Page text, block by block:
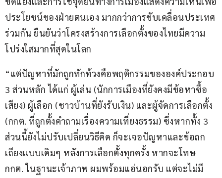
ประโยชน์ของฝ่ายตนเอง มากกว่าการขับเคลื่อนประเทศ
ร่วมกัน ยืนยันว่าโครงสร้างการเลือกตั้งของไทยมีความ
โปร่งใสมากที่สุดในโลก
“แต่ปัญหาที่มักถูกทักท้วงคือพฤติกรรมขององค์ประกอบ
3 ส่วนหลัก ได้แก่ ผู้เล่น (นักการเมืองที่ยังคงมีข้อหาซื้อ
เสียง) ผู้เลือก (ชาวบ้านที่ยังรับเงิน) และผู้จัดการเลือกตั้ง
(กกต. ที่ถูกตั้งคำถามเรื่องความเที่ยงธรรม) ซึ่งหากทั้ง 3
ส่วนนี้ยังไม่ปรับเปลี่ยนวิธีคิด ก็จะเจอปัญหาและข้อถก
เถียงแบบเดิมๆ หลังการเลือกตั้งทุกครั้ง หากจะโทษ
กกต. ในฐานะเจ้าภาพ ผมพร้อมแอ่นอกรับ แต่จะไม่มี